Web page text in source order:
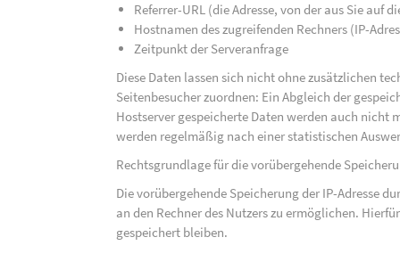
Referrer-URL (die Adresse, von der aus Sie auf
Hostnamen des zugreifenden Rechners (IP-
Zeitpunkt der Serveranfrage
Diese Daten lassen sich nicht ohne zusätzlichen
Seitenbesucher zuordnen: Ein Abgleich der
Hostserver gespeicherte Daten werden auch nicht
werden regelmäßig nach einer statistischen
Rechtsgrundlage für die vorübergehende
Die vorübergehende Speicherung der IP-Adresse
an den Rechner des Nutzers zu ermöglichen.
gespeichert bleiben.